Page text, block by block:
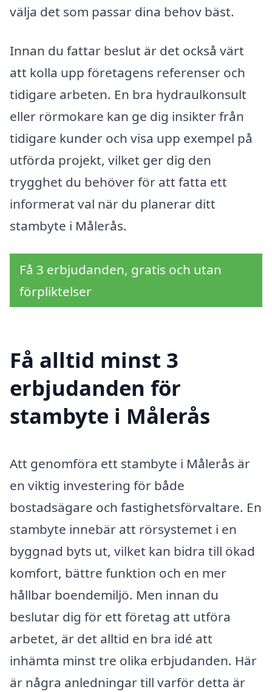
välja det som passar dina behov bäst.
Innan du fattar beslut är det också värt
att kolla upp företagens referenser och
tidigare arbeten. En bra hydraulkonsult
eller rörmokare kan ge dig insikter från
tidigare kunder och visa upp exempel på
utförda projekt, vilket ger dig den
trygghet du behöver för att fatta ett
informerat val när du planerar ditt
stambyte i Målerås.
Få 3 erbjudanden, gratis och utan
förpliktelser
Få alltid minst 3
erbjudanden för
stambyte i Målerås
Att genomföra ett stambyte i Målerås är
en viktig investering för både
bostadsägare och fastighetsförvaltare. En
stambyte innebär att rörsystemet i en
byggnad byts ut, vilket kan bidra till ökad
komfort, bättre funktion och en mer
hållbar boendemiljö. Men innan du
beslutar dig för ett företag att utföra
arbetet, är det alltid en bra idé att
inhämta minst tre olika erbjudanden. Här
är några anledningar till varför detta är